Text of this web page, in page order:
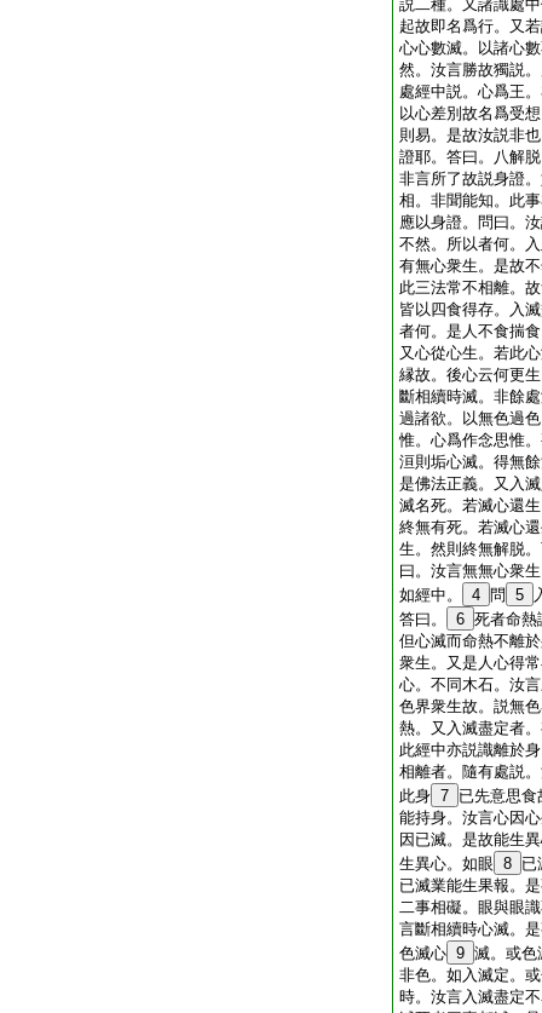
説二種。又諸識處
起故即名爲行。又
心心數滅。以諸心
然。汝言勝故獨説
處經中説。心爲王
以心差別故名爲受
則易。是故汝説非
證耶。答曰。八解
非言所了故説身證
相。非聞能知。此
應以身證。問曰。
不然。所以者何。
有無心衆生。是故
此三法常不相離。
皆以四食得存。入
者何。是人不食揣
又心從心生。若此
縁故。後心云何更
斷相續時滅。非餘
過諸欲。以無色過
惟。心爲作念思惟
洹則垢心滅。得無
是佛法正義。又入
滅名死。若滅心還
終無有死。若滅心
生。然則終無解脱
曰。汝言無無心衆
如經中。
4 問 5
答曰。
6 死者命熱
但心滅而命熱不離
衆生。又是人心得
心。不同木石。汝
色界衆生故。説無
熱。又入滅盡定者
此經中亦説識離於
相離者。隨有處説
此身 7 已先意思
能持身。汝言心因
因已滅。是故能生
生異心。如眼 8 已
已滅業能生果報。
二事相礙。眼與眼
言斷相續時心滅。
色滅心 9 滅。或色
非色。如入滅定。
時。汝言入滅盡定